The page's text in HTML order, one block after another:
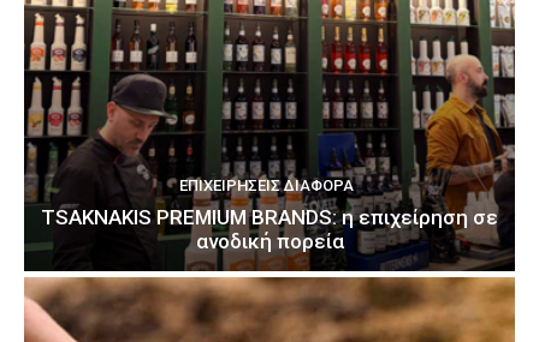
ΕΠΙΧΕΙΡΉΣΕΙΣ ΔΙΆΦΟΡΑ
TSAKNAKIS PREMIUM BRANDS: η επιχείρηση σε
ανοδική πορεία